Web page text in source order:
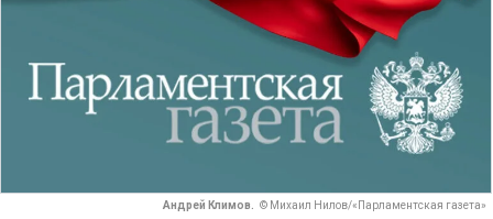
Андрей Климов. © Михаил Нилов/«Парламентская газета»